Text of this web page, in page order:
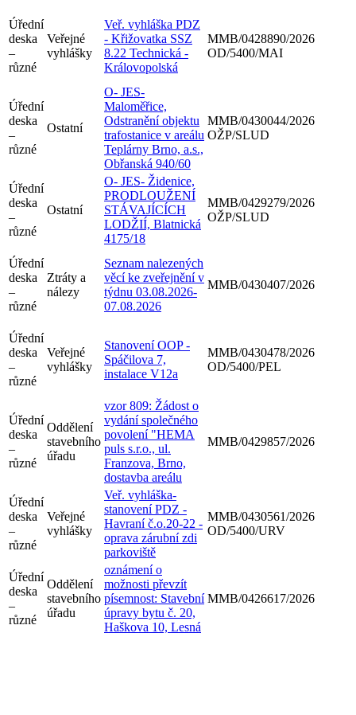
Úřední
deska
–
různé
Veřejné
vyhlášky
Veř. vyhláška PDZ
- Křižovatka SSZ
8.22 Technická -
Královopolská
MMB/0428890/2026
OD/5400/MAI
Úřední
deska
–
různé
Ostatní
O- JES-
Maloměřice,
Odstranění objektu
trafostanice v areálu
Teplárny Brno, a.s.,
Obřanská 940/60
MMB/0430044/2026
OŽP/SLUD
Úřední
deska
–
různé
Ostatní
O- JES- Židenice,
PRODLOUŽENÍ
STÁVAJÍCÍCH
LODŽIÍ, Blatnická
4175/18
MMB/0429279/2026
OŽP/SLUD
Úřední
deska
–
různé
Ztráty a
nálezy
Seznam nalezených
věcí ke zveřejnění v
týdnu 03.08.2026-
07.08.2026
MMB/0430407/2026
Úřední
deska
–
různé
Veřejné
vyhlášky
Stanovení OOP -
Spáčilova 7,
instalace V12a
MMB/0430478/2026
OD/5400/PEL
Úřední
deska
–
různé
Oddělení
stavebního
úřadu
vzor 809: Žádost o
vydání společného
povolení "HEMA
puls s.r.o., ul.
Franzova, Brno,
dostavba areálu
MMB/0429857/2026
Úřední
deska
–
různé
Veřejné
vyhlášky
Veř. vyhláška-
stanovení PDZ -
Havraní č.o.20-22 -
oprava zárubní zdi
parkoviště
MMB/0430561/2026
OD/5400/URV
Úřední
deska
–
různé
Oddělení
stavebního
úřadu
oznámení o
možnosti převzít
písemnost: Stavební
úpravy bytu č. 20,
Haškova 10, Lesná
MMB/0426617/2026